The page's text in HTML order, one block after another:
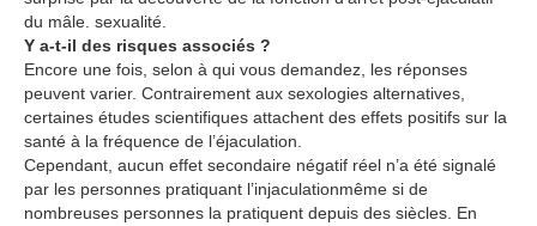
du mâle. sexualité.
Y a-t-il des risques associés ?
Encore une fois, selon à qui vous demandez, les réponses
peuvent varier. Contrairement aux sexologies alternatives,
certaines études scientifiques attachent des effets positifs sur la
santé à la fréquence de l’éjaculation.
Cependant, aucun effet secondaire négatif réel n’a été signalé
par les personnes pratiquant l’injaculationmême si de
nombreuses personnes la pratiquent depuis des siècles. En